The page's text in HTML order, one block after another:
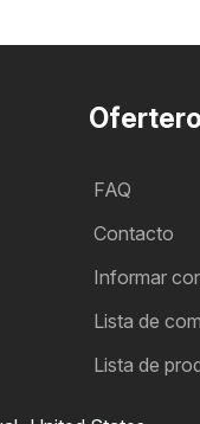
Ofertero
FAQ
Contacto
Informar
Lista de
Lista de